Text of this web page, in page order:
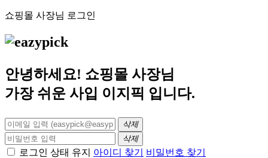
쇼핑몰 사장님 로그인
안녕하세요! 쇼핑몰 사장님
가장 쉬운 사입 이지픽 입니다.
삭제
삭제
로그인 상태 유지 아이디 찾기 비밀번호 찾기